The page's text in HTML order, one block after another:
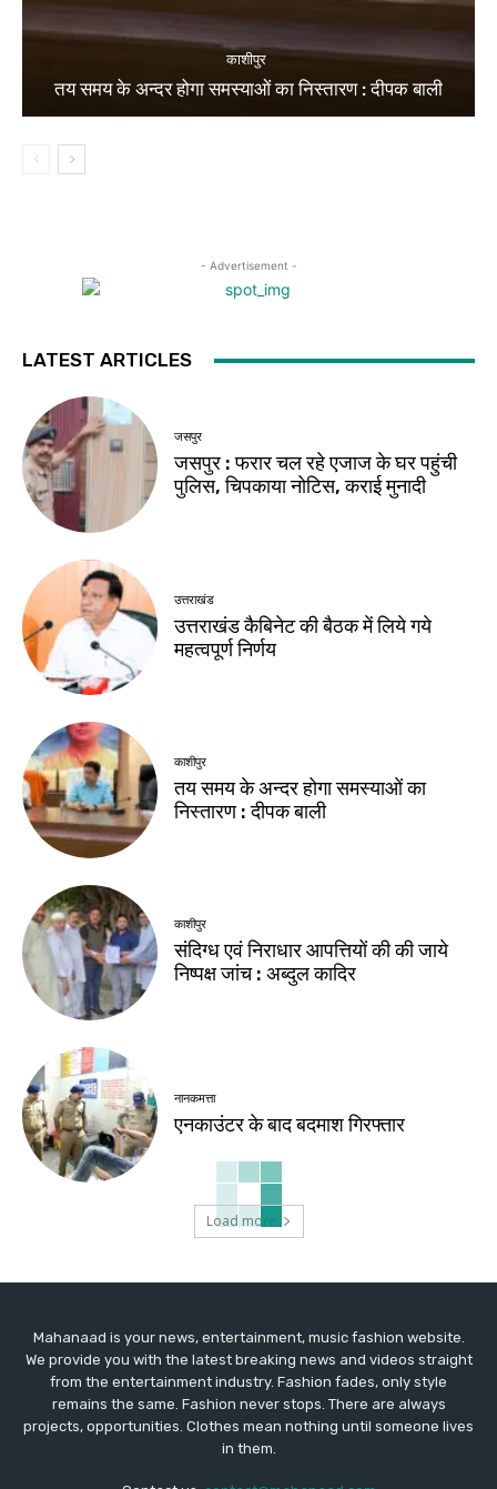
काशीपुर
तय समय के अन्दर होगा समस्याओं का निस्तारण : दीपक बाली
- Advertisement -
LATEST ARTICLES
जसपुर
जसपुर : फरार चल रहे एजाज के घर पहुंची
पुलिस, चिपकाया नोटिस, कराई मुनादी
उत्तराखंड
उत्तराखंड कैबिनेट की बैठक में लिये गये
महत्वपूर्ण निर्णय
काशीपुर
तय समय के अन्दर होगा समस्याओं का
निस्तारण : दीपक बाली
काशीपुर
संदिग्ध एवं निराधार आपत्तियों की की जाये
निष्पक्ष जांच : अब्दुल कादिर
नानकमत्ता
एनकाउंटर के बाद बदमाश गिरफ्तार
Load more
Mahanaad is your news, entertainment, music fashion website.
We provide you with the latest breaking news and videos straight
from the entertainment industry. Fashion fades, only style
remains the same. Fashion never stops. There are always
projects, opportunities. Clothes mean nothing until someone lives
in them.